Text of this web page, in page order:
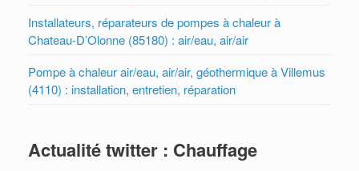
Installateurs, réparateurs de pompes à chaleur à
Chateau-D’Olonne (85180) : air/eau, air/air
Pompe à chaleur air/eau, air/air, géothermique à Villemus
(4110) : installation, entretien, réparation
Actualité twitter : Chauffage